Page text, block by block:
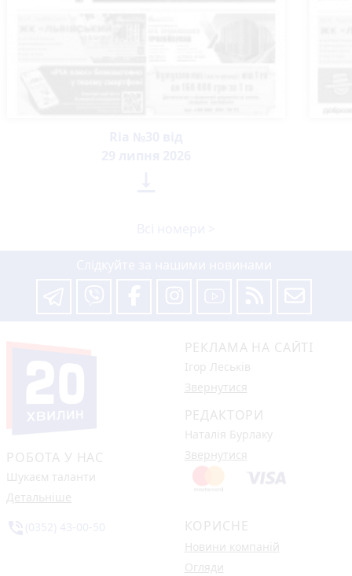
РОБОТА У НАС
Шукаєм таланти
Детальніше
РЕКЛАМА НА САЙТІ
Ігор Леськів
Звернутися
РЕДАКТОРИ
Наталія Бурлаку
Звернутися
КОРИСНЕ
Новини компаній
Огляди